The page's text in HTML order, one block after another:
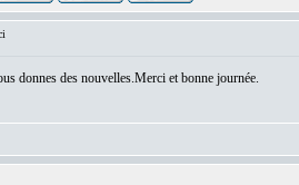
donnes des nouvelles.Merci et bonne journée.